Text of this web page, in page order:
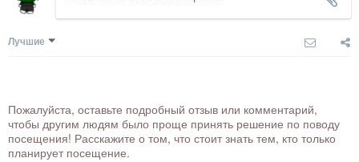
Лучшие
Пожалуйста, оставьте подробный отзыв или комментарий,
чтобы другим людям было проще принять решение по поводу
посещения! Расскажите о том, что стоит знать тем, кто только
планирует посещение.